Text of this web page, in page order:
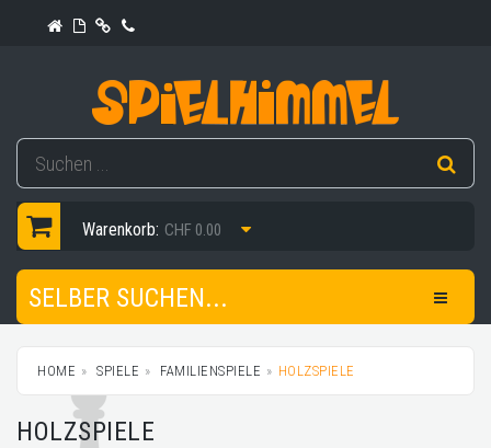
Warenkorb: CHF 0.00
SELBER SUCHEN...
HOME SPIELE FAMILIENSPIELE HOLZSPIELE
HOLZSPIELE